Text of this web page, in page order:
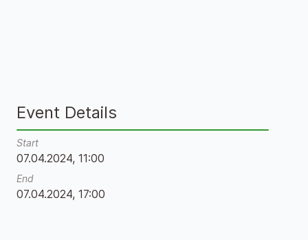
Event Details
Start
07.04.2024, 11:00
End
07.04.2024, 17:00